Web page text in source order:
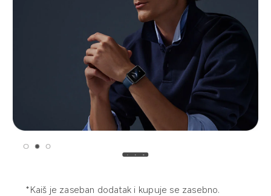
*Kaiš je zaseban dodatak i kupuje se zasebno.